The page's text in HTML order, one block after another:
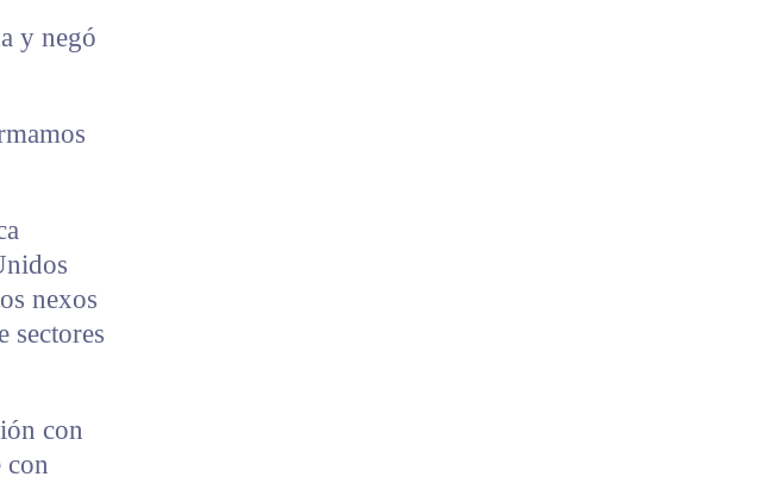
y negó
nexos
sectores
con
con